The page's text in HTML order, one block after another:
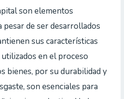
son elementos
pesar de ser desarrollados
sus características
en el proceso
bienes, por su durabilidad y
son esenciales para